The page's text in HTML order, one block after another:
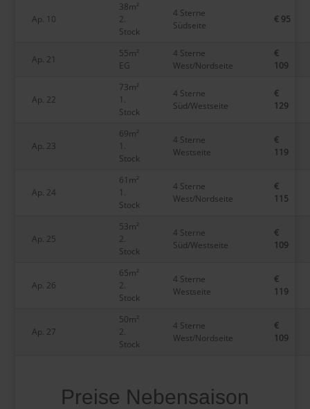
Ap. 10
38m²
2.
Stock
4 Sterne
Südseite
€ 95
Ap. 21
55m²
EG
4 Sterne
West/Nordseite
€
109
Ap. 22
73m²
1.
Stock
4 Sterne
Süd/Westseite
€
129
Ap. 23
69m²
1.
Stock
4 Sterne
Westseite
€
119
Ap. 24
61m²
1.
Stock
4 Sterne
West/Nordseite
€
115
Ap. 25
53m²
2.
Stock
4 Sterne
Süd/Westseite
€
109
Ap. 26
65m²
2.
Stock
4 Sterne
Westseite
€
119
Ap. 27
50m²
2.
Stock
4 Sterne
West/Nordseite
€
109
Preise Nebensaison